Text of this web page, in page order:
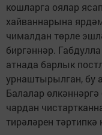
кошларга оялар
хайваннарына
чималдан төрле
биргәннәр.
атнада барлык
урнаштырылган, бу
Балалар
чардан
тирәләрен тәртипкә